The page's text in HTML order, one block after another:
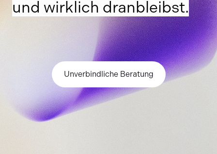
und wirklich dranbleibst.
Unverbindliche Beratung